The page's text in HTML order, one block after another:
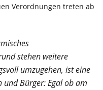
Verordnungen treten ab
stehen weitere
umzugehen, ist eine
Bürger: Egal ob am